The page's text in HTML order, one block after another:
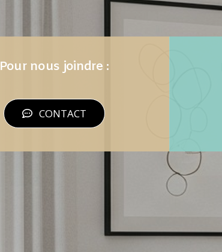
Pour nous joindre :
CONTACT